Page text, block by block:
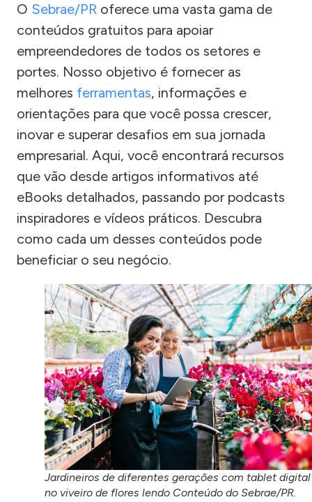
O Sebrae/PR oferece uma vasta gama de
conteúdos gratuitos para apoiar
empreendedores de todos os setores e
portes. Nosso objetivo é fornecer as
melhores ferramentas, informações e
orientações para que você possa crescer,
inovar e superar desafios em sua jornada
empresarial. Aqui, você encontrará recursos
que vão desde artigos informativos até
eBooks detalhados, passando por podcasts
inspiradores e vídeos práticos. Descubra
como cada um desses conteúdos pode
beneficiar o seu negócio.
Jardineiros de diferentes gerações com tablet digital
no viveiro de flores lendo Conteúdo do Sebrae/PR.